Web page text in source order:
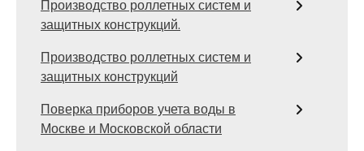
Производство роллетных систем и
защитных конструкций.
Производство роллетных систем и
защитных конструкций
Поверка приборов учета воды в
Москве и Московской области